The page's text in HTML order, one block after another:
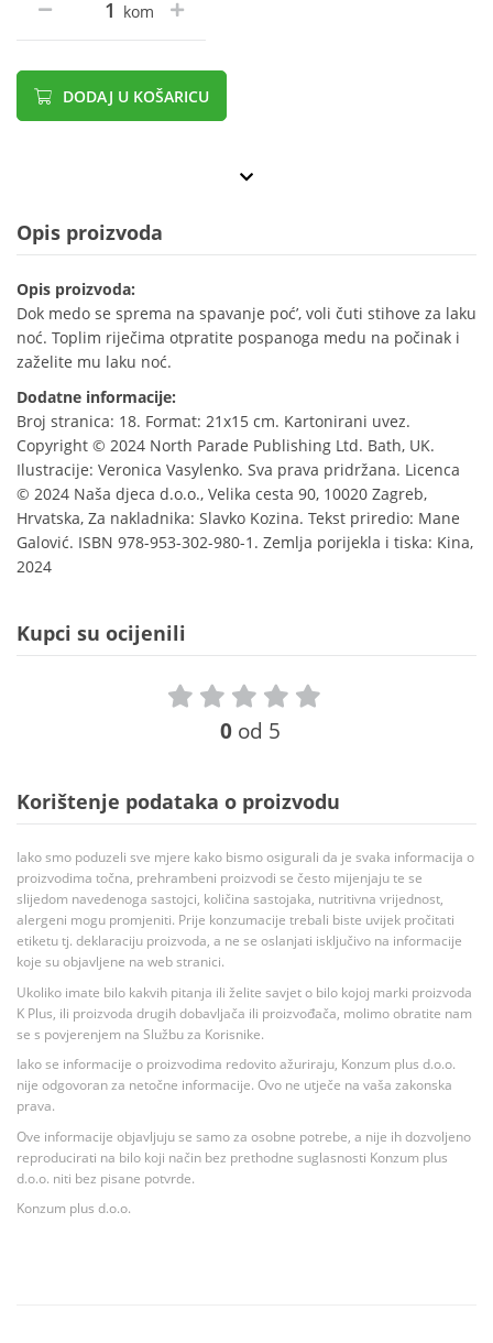
kom
DODAJ U KOŠARICU
Opis proizvoda
Opis proizvoda:
Dok medo se sprema na spavanje poć’, voli čuti stihove za laku
noć. Toplim riječima otpratite pospanoga medu na počinak i
zaželite mu laku noć.
Dodatne informacije:
Broj stranica: 18. Format: 21x15 cm. Kartonirani uvez.
Copyright © 2024 North Parade Publishing Ltd. Bath, UK.
Ilustracije: Veronica Vasylenko. Sva prava pridržana. Licenca
© 2024 Naša djeca d.o.o., Velika cesta 90, 10020 Zagreb,
Hrvatska, Za nakladnika: Slavko Kozina. Tekst priredio: Mane
Galović. ISBN 978-953-302-980-1. Zemlja porijekla i tiska: Kina,
2024
Kupci su ocijenili
0 od 5
Korištenje podataka o proizvodu
Iako smo poduzeli sve mjere kako bismo osigurali da je svaka informacija o
proizvodima točna, prehrambeni proizvodi se često mijenjaju te se
slijedom navedenoga sastojci, količina sastojaka, nutritivna vrijednost,
alergeni mogu promjeniti. Prije konzumacije trebali biste uvijek pročitati
etiketu tj. deklaraciju proizvoda, a ne se oslanjati isključivo na informacije
koje su objavljene na web stranici.
Ukoliko imate bilo kakvih pitanja ili želite savjet o bilo kojoj marki proizvoda
K Plus, ili proizvoda drugih dobavljača ili proizvođača, molimo obratite nam
se s povjerenjem na Službu za Korisnike.
Iako se informacije o proizvodima redovito ažuriraju, Konzum plus d.o.o.
nije odgovoran za netočne informacije. Ovo ne utječe na vaša zakonska
prava.
Ove informacije objavljuju se samo za osobne potrebe, a nije ih dozvoljeno
reproducirati na bilo koji način bez prethodne suglasnosti Konzum plus
d.o.o. niti bez pisane potvrde.
Konzum plus d.o.o.